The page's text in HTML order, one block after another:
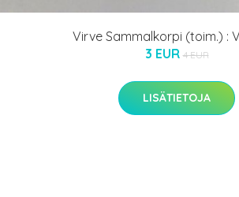
Virve Sammalkorpi (toim.) :
3 EUR 4 EUR
LISÄTIETOJA